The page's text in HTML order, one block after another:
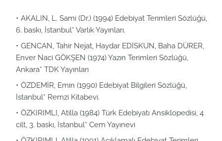
AKALIN, L. Sami (Dr.) (1994) Edebiyat Terimleri Sözlüğü,
6. baskı, İstanbul* Varlık Yayınları.
GENCAN, Tahir Nejat, Haydar EDİSKUN, Baha DÜRER,
Enver Naci GÖKŞEN (1974) Yazın Terimleri Sözlüğü,
Ankara* TDK Yayınları
ÖZDEMİR, Emin (1990) Edebiyat Bilgileri Sözlüğü,
İstanbul* Remzi Kitabevi.
ÖZKIRIMLI, Atilla (1984) Türk Edebiyatı Ansiklopedisi, 4
cilt, 3. baskı, İstanbul* Cem Yayınevi